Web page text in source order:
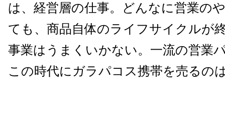
は、経営層の仕事。どんなに営業の
ても、商品自体のライフサイクルが
事業はうまくいかない。一流の営業
この時代にガラパコス携帯を売るの